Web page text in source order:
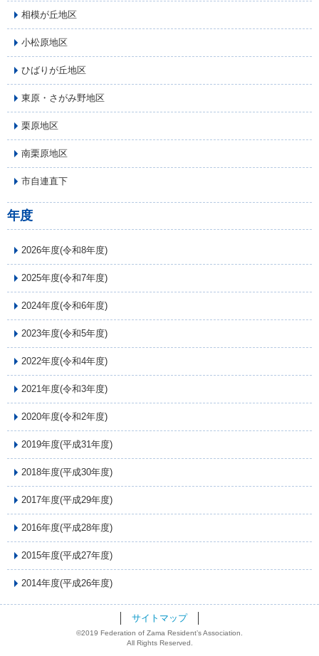
相模が丘地区
小松原地区
ひばりが丘地区
東原・さがみ野地区
栗原地区
南栗原地区
市自連直下
年度
2026年度(令和8年度)
2025年度(令和7年度)
2024年度(令和6年度)
2023年度(令和5年度)
2022年度(令和4年度)
2021年度(令和3年度)
2020年度(令和2年度)
2019年度(平成31年度)
2018年度(平成30年度)
2017年度(平成29年度)
2016年度(平成28年度)
2015年度(平成27年度)
2014年度(平成26年度)
サイトマップ
©2019 Federation of Zama Resident’s Association.
All Rights Reserved.